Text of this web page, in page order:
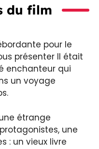
du film
pour le
présenter Il était
enchanteur qui
un voyage
étrange
une
: un vieux livre